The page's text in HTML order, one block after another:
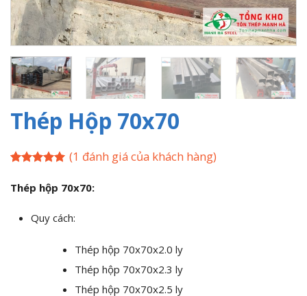
Thép Hộp 70x70
dựa trên
đánh giá
(1 đánh giá của khách hàng)
Thép hộp 70x70:
Quy cách:
Thép hộp 70x70x2.0 ly
Thép hộp 70x70x2.3 ly
Thép hộp 70x70x2.5 ly